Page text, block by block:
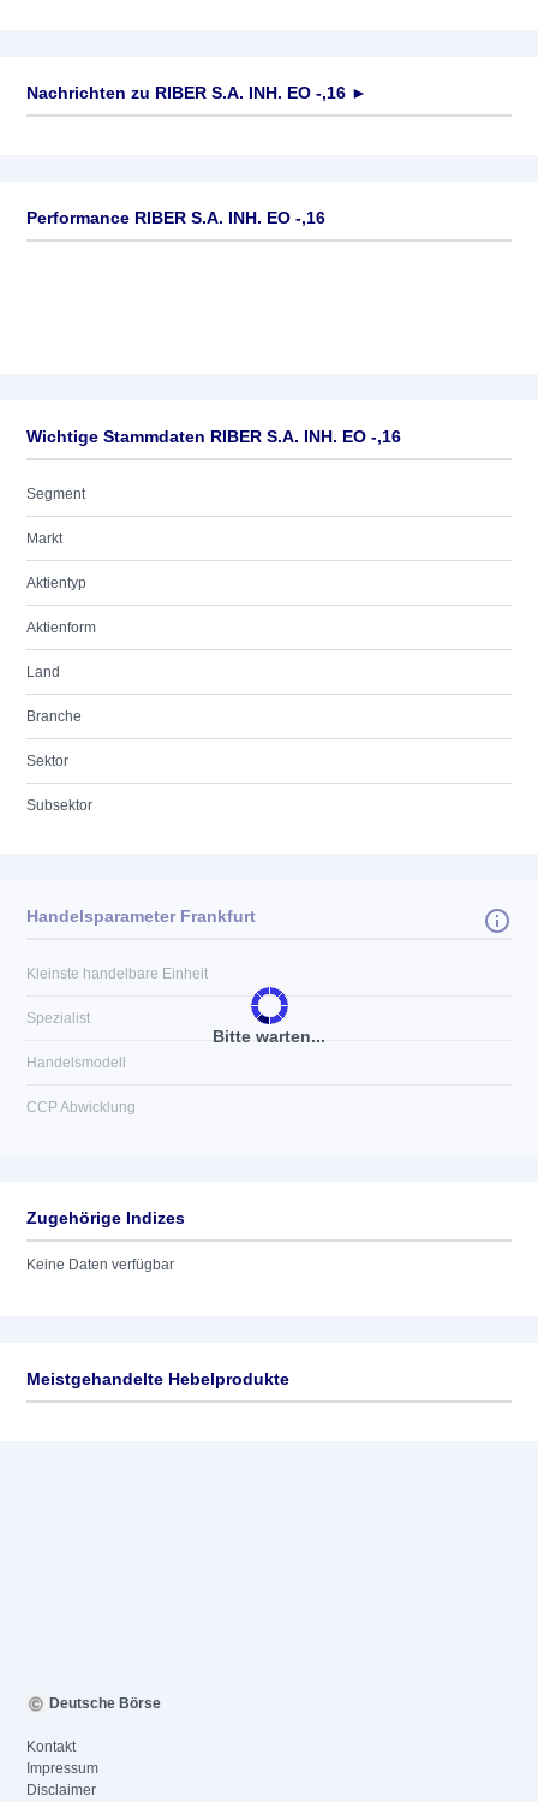
Nachrichten zu RIBER S.A. INH. EO -,16 ►
Performance RIBER S.A. INH. EO -,16
Wichtige Stammdaten RIBER S.A. INH. EO -,16
Segment
Markt
Aktientyp
Aktienform
Land
Branche
Sektor
Subsektor
Bitte warten...
Handelsparameter Frankfurt
Kleinste handelbare Einheit
Spezialist
Handelsmodell
CCP Abwicklung
Zugehörige Indizes
Keine Daten verfügbar
Meistgehandelte Hebelprodukte
Deutsche Börse
Kontakt
Impressum
Disclaimer